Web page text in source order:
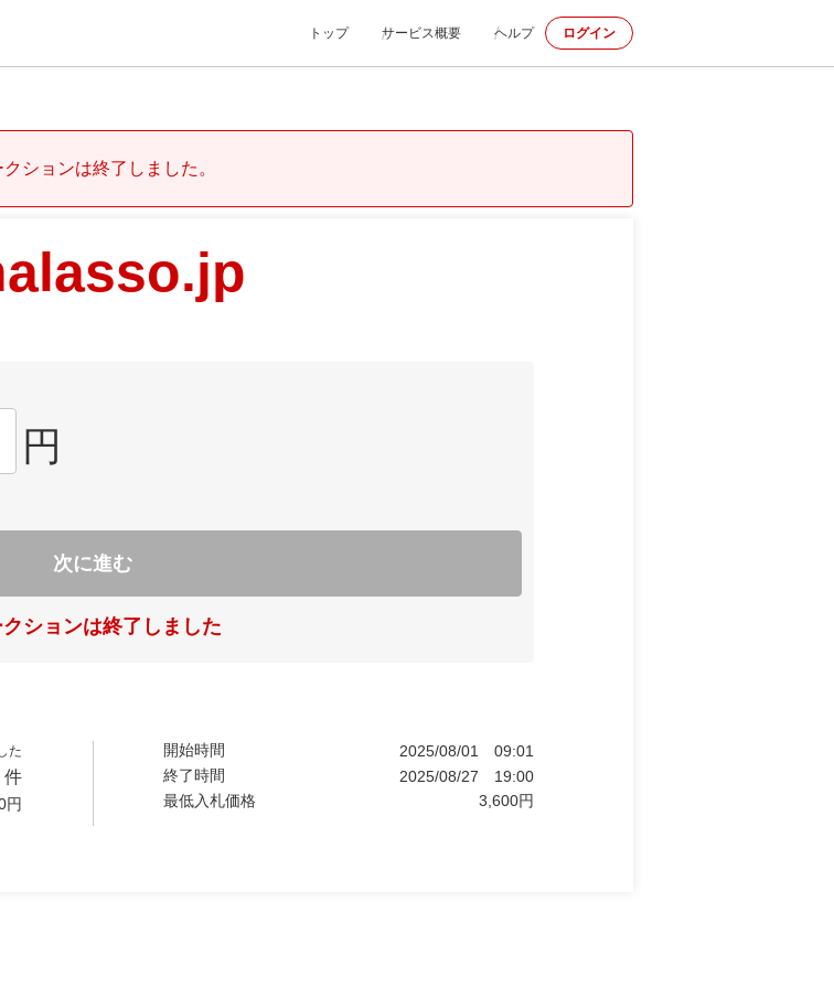
トップ サービス概要 ヘルプ ログイン
クションは終了しました。
円
次に進む
ションは終了しました
た
件
円
開始時間 2025/08/01
09:01
終了時間
2025/08/27
19:00
最低入札価格
3,600円